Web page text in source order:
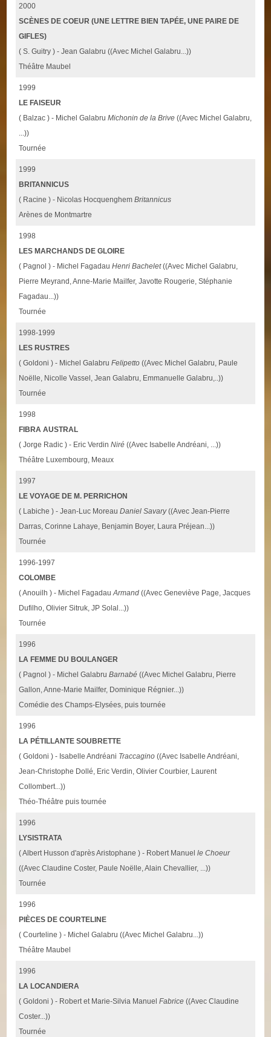
2000
SCÈNES DE COEUR (UNE LETTRE BIEN TAPÉE, UNE PAIRE DE
GIFLES)
( S. Guitry ) - Jean Galabru ((Avec Michel Galabru...))
Théâtre Maubel
1999
LE FAISEUR
( Balzac ) - Michel GalabruMichonin de la Brive ((Avec Michel Galabru,
...))
Tournée
1999
BRITANNICUS
( Racine ) - Nicolas HocquenghemBritannicus
Arènes de Montmartre
1998
LES MARCHANDS DE GLOIRE
( Pagnol ) - Michel FagadauHenri Bachelet((Avec Michel Galabru,
Pierre Meyrand, Anne-Marie Mailfer, Javotte Rougerie, Stéphanie
Fagadau...))
Tournée
1998-1999
LES RUSTRES
( Goldoni ) - Michel GalabruFelipetto ((Avec Michel Galabru, Paule
Noëlle, Nicolle Vassel, Jean Galabru, Emmanuelle Galabru,..))
Tournée
1998
FIBRA AUSTRAL
( Jorge Radic ) - Eric VerdinNiré ((Avec Isabelle Andréani, ...))
Théâtre Luxembourg, Meaux
1997
LE VOYAGE DE M. PERRICHON
( Labiche ) - Jean-Luc MoreauDaniel Savary((Avec Jean-Pierre
Darras, Corinne Lahaye, Benjamin Boyer, Laura Préjean...))
Tournée
1996-1997
COLOMBE
( Anouilh ) - Michel FagadauArmand ((Avec Geneviève Page, Jacques
Dufilho, Olivier Sitruk, JP Solal...))
Tournée
1996
LA FEMME DU BOULANGER
( Pagnol ) - Michel GalabruBarnabé ((Avec Michel Galabru, Pierre
Gallon, Anne-Marie Mailfer, Dominique Régnier...))
Comédie des Champs-Elysées, puis tournée
1996
LA PÉTILLANTE SOUBRETTE
( Goldoni ) - Isabelle Andréani Traccagino ((Avec Isabelle Andréani,
Jean-Christophe Dollé, Eric Verdin, Olivier Courbier, Laurent
Collombert...))
Théo-Théâtre puis tournée
1996
LYSISTRATA
( Albert Husson d'après Aristophane ) - Robert Manuelle Choeur
((Avec Claudine Coster, Paule Noëlle, Alain Chevallier, ...))
Tournée
1996
PIÈCES DE COURTELINE
( Courteline ) - Michel Galabru ((Avec Michel Galabru...))
Théâtre Maubel
1996
LA LOCANDIERA
( Goldoni ) - Robert et Marie-Silvia ManuelFabrice ((Avec Claudine
Coster...))
Tournée